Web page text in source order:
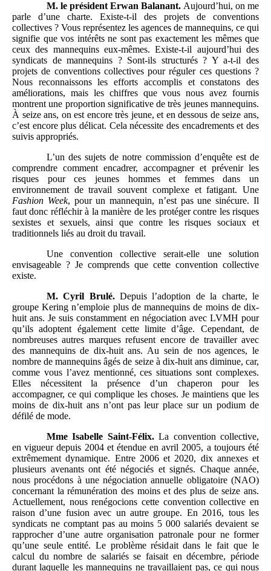
M. le président Erwan Balanant. Aujourd’hui, on me
parle d’une charte. Existe-t-il des projets de conventions
collectives ? Vous représentez les agences de mannequins, ce qui
signifie que vos intérêts ne sont pas exactement les mêmes que
ceux des mannequins eux-mêmes. Existe-t-il aujourd’hui des
syndicats de mannequins ? Sont-ils structurés ? Y a-t-il des
projets de conventions collectives pour réguler ces questions ?
Nous reconnaissons les efforts accomplis et constatons des
améliorations, mais les chiffres que vous nous avez fournis
montrent une proportion significative de très jeunes mannequins.
À seize ans, on est encore très jeune, et en dessous de seize ans,
c’est encore plus délicat. Cela nécessite des encadrements et des
suivis appropriés.
L’un des sujets de notre commission d’enquête est de
comprendre comment encadrer, accompagner et prévenir les
risques pour ces jeunes hommes et femmes dans un
environnement de travail souvent complexe et fatigant. Une
Fashion Week, pour un mannequin, n’est pas une sinécure. Il
faut donc réfléchir à la manière de les protéger contre les risques
sexistes et sexuels, ainsi que contre les risques sociaux et
traditionnels liés au droit du travail.
Une convention collective serait-elle une solution
envisageable ? Je comprends que cette convention collective
existe.
M. Cyril Brulé.Depuis l’adoption de la charte, le
groupe Kering n’emploie plus de mannequins de moins de dix-
huit ans. Je suis constamment en négociation avec LVMH pour
qu’ils adoptent également cette limite d’âge. Cependant, de
nombreuses autres marques refusent encore de travailler avec
des mannequins de dix-huit ans. Au sein de nos agences, le
nombre de mannequins âgés de seize à dix-huit ans diminue, car,
comme vous l’avez mentionné, ces situations sont complexes.
Elles nécessitent la présence d’un chaperon pour les
accompagner, ce qui complique les choses. Je maintiens que les
moins de dix-huit ans n’ont pas leur place sur un podium de
défilé de mode.
Mme Isabelle Saint-Félix.La convention collective,
en vigueur depuis 2004 et étendue en avril 2005, a toujours été
extrêmement dynamique. Entre 2006 et 2020, dix annexes et
plusieurs avenants ont été négociés et signés. Chaque année,
nous procédons à une négociation annuelle obligatoire (NAO)
concernant la rémunération des moins et des plus de seize ans.
Actuellement, nous renégocions cette convention collective en
raison d’une fusion avec un autre groupe. En 2016, tous les
syndicats ne comptant pas au moins 5 000 salariés devaient se
rapprocher d’une autre organisation patronale pour ne former
qu’une seule entité. Le problème résidait dans le fait que le
calcul du nombre de salariés se faisait en décembre, période
durant laquelle les mannequins ne travaillaient pas, ce qui nous